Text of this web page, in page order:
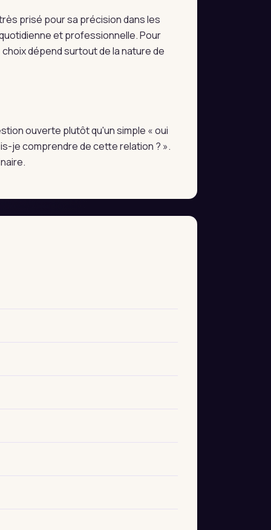
prisé pour sa précision dans les
et professionnelle. Pour
dépend surtout de la nature de
ouverte plutôt qu'un simple « oui
je comprendre de cette relation ? ».